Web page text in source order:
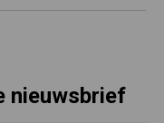
nieuwsbrief